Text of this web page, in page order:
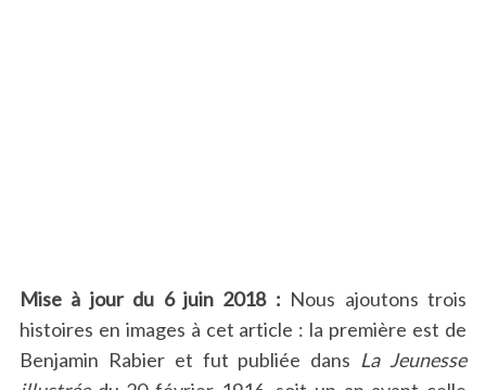
Mise à jour du 6 juin 2018 : Nous ajoutons trois
histoires en images à cet article : la première est de
Benjamin Rabier et fut publiée dans La Jeunesse